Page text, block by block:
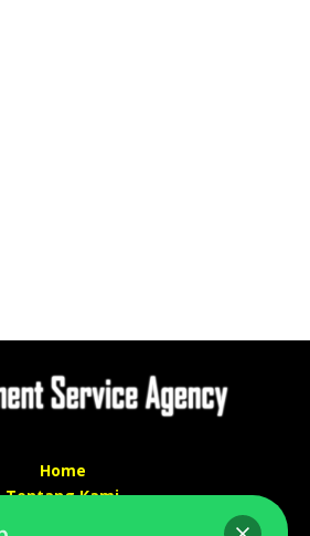
Home
Tentang Kami